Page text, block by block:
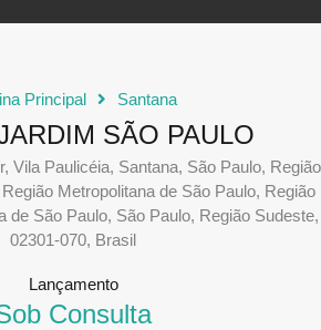
Principal Santana
SÃO PAULO
Vila Paulicéia, Santana, São Paulo, Região
Metropolitana de São Paulo, Região
de São Paulo, São Paulo, Região Sudeste,
02301-070, Brasil
Lançamento
Consulta